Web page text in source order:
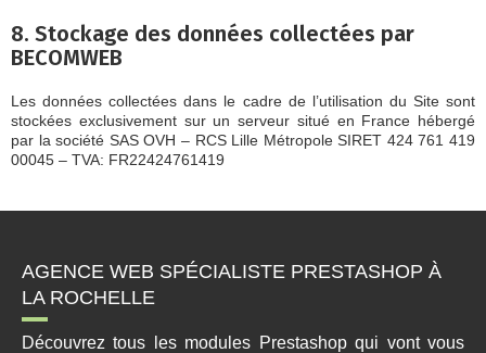
8. Stockage des données collectées par
BECOMWEB
Les données collectées dans le cadre de l’utilisation du Site sont
stockées exclusivement sur un serveur situé en France hébergé
par la société SAS OVH – RCS Lille Métropole SIRET 424 761 419
00045 – TVA: FR22424761419
AGENCE WEB SPÉCIALISTE PRESTASHOP À
LA ROCHELLE
Découvrez tous les modules Prestashop qui vont vous